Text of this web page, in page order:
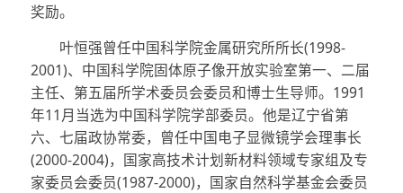
奖励。
叶恒强曾任中国科学院金属研究所所长(1998-
2001)、中国科学院固体原子像开放实验室第一、二届
主任、第五届所学术委员会委员和博士生导师。1991
年11月当选为中国科学院学部委员。他是辽宁省第
六、七届政协常委，曾任中国电子显微镜学会理事长
(2000-2004)，国家高技术计划新材料领域专家组及专
家委员会委员(1987-2000)，国家自然科学基金会委员